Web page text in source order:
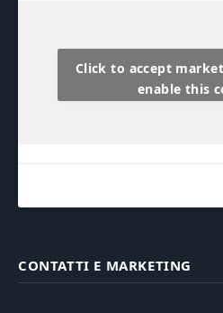
Click to accept
enable this
CONTATTI E MARKETING